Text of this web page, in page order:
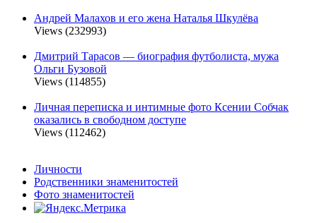
Андрей Малахов и его жена Наталья Шкулёва
Views (232993)
Дмитрий Тарасов — биография футболиста, мужа
Ольги Бузовой
Views (114855)
Личная переписка и интимные фото Ксении Собчак
оказались в свободном доступе
Views (112462)
Личности
Родственники знаменитостей
Фото знаменитостей